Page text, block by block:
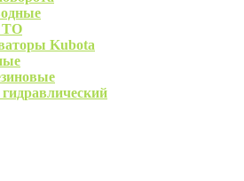
ТО
Kubota